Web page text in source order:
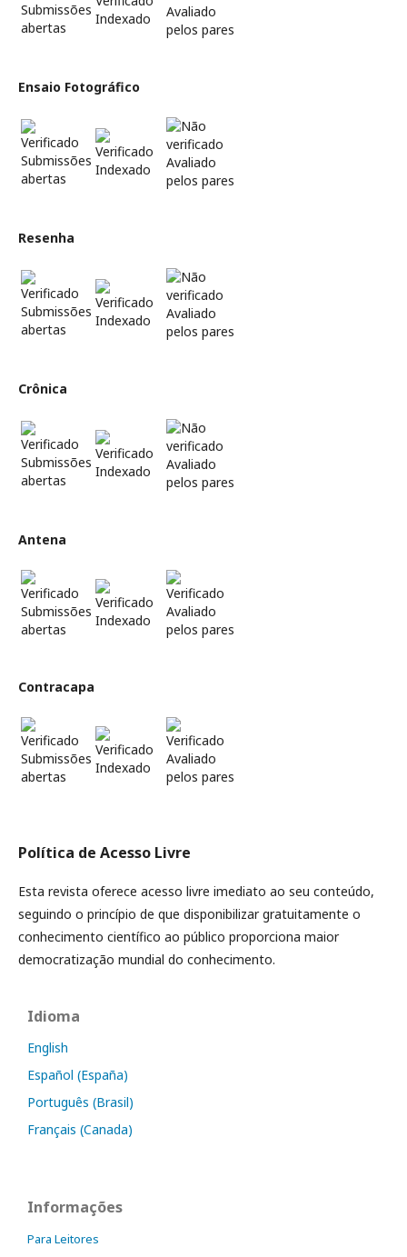
Submissões
abertas
Indexado
Avaliado
pelos pares
Ensaio Fotográfico
Submissões
abertas
Indexado
Avaliado
pelos pares
Resenha
Submissões
abertas
Indexado
Avaliado
pelos pares
Crônica
Submissões
abertas
Indexado
Avaliado
pelos pares
Antena
Submissões
abertas
Indexado
Avaliado
pelos pares
Contracapa
Submissões
abertas
Indexado
Avaliado
pelos pares
Política de Acesso Livre
Esta revista oferece acesso livre imediato ao seu conteúdo,
seguindo o princípio de que disponibilizar gratuitamente o
conhecimento científico ao público proporciona maior
democratização mundial do conhecimento.
Idioma
English
Español (España)
Português (Brasil)
Français (Canada)
Informações
Para Leitores